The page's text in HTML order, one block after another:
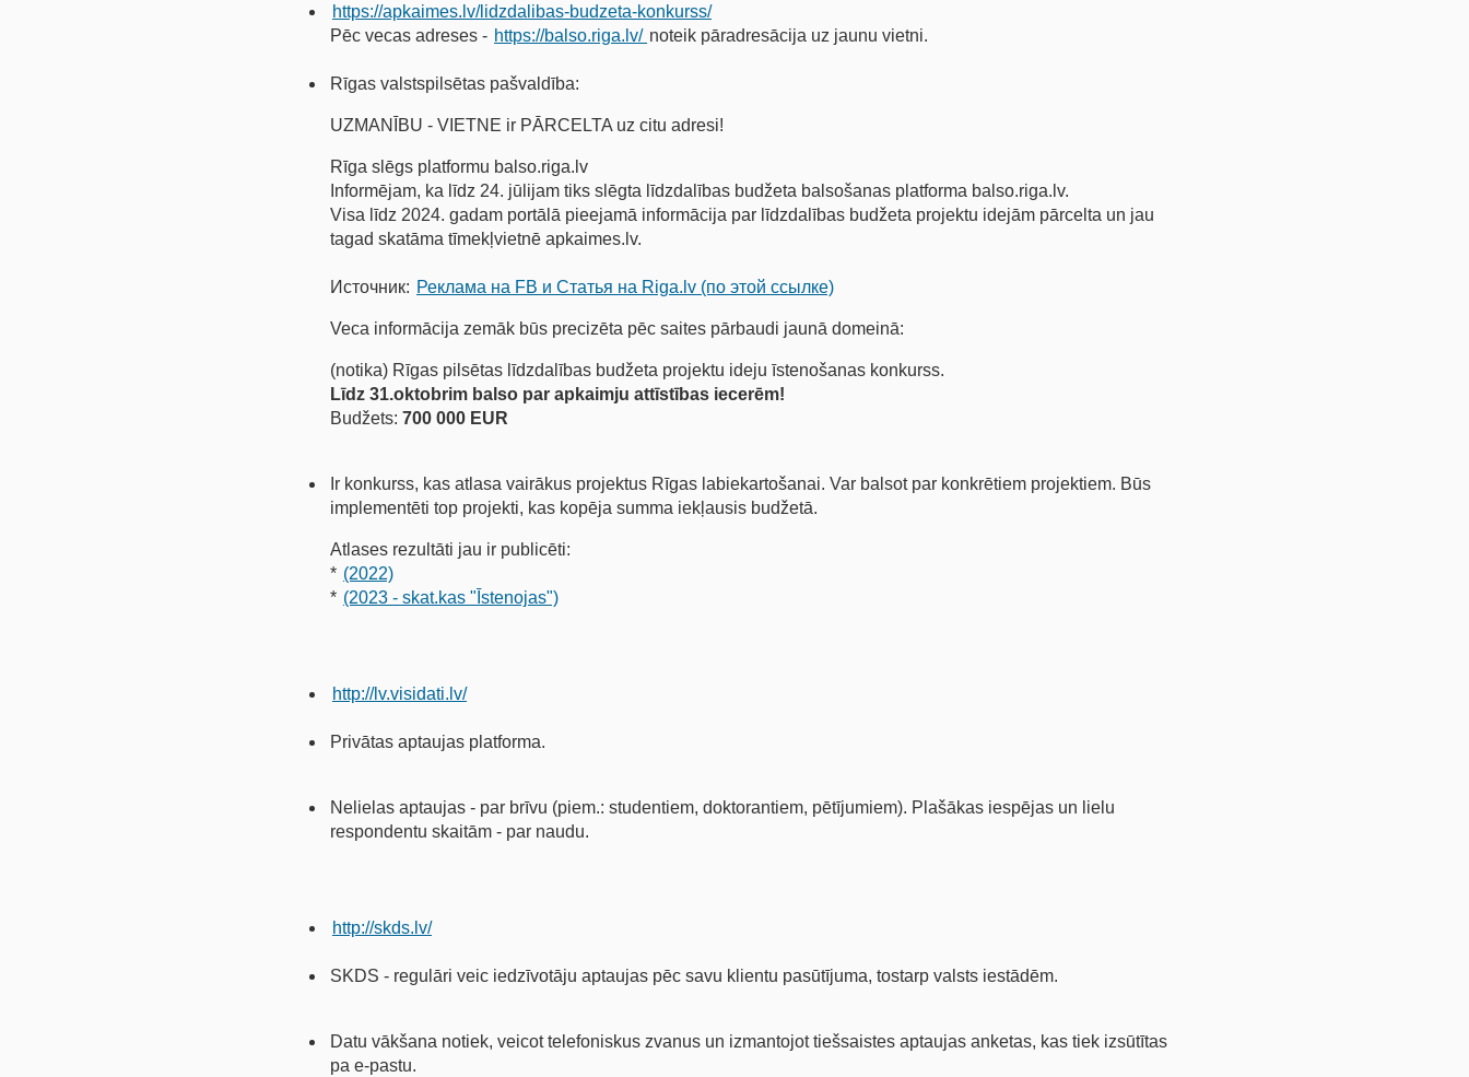
https://apkaimes.lv/lidzdalibas-budzeta-konkurss/
Pēc vecas adreses - https://balso.riga.lv/ noteik pāradresācija uz jaunu vietni.
Rīgas valstspilsētas pašvaldība:
UZMANĪBU - VIETNE ir PĀRCELTA uz citu adresi!
Rīga slēgs platformu balso.riga.lv
Informējam, ka līdz 24. jūlijam tiks slēgta līdzdalības budžeta balsošanas platforma balso.riga.lv.
Visa līdz 2024. gadam portālā pieejamā informācija par līdzdalības budžeta projektu idejām pārcelta un jau
tagad skatāma tīmekļvietnē apkaimes.lv.
Источник: Реклама на FB и Статья на Riga.lv (по этой ссылке)
Veca informācija zemāk būs precizēta pēc saites pārbaudi jaunā domeinā:
(notika) Rīgas pilsētas līdzdalības budžeta projektu ideju īstenošanas konkurss.
Līdz 31.oktobrim balso par apkaimju attīstības iecerēm!
Budžets: 700 000 EUR
Ir konkurss, kas atlasa vairākus projektus Rīgas labiekartošanai. Var balsot par konkrētiem projektiem. Būs
implementēti top projekti, kas kopēja summa iekļausis budžetā.
Atlases rezultāti jau ir publicēti:
* (2022)
* (2023 - skat.kas "Īstenojas")
http://lv.visidati.lv/
Privātas aptaujas platforma.
Nelielas aptaujas - par brīvu (piem.: studentiem, doktorantiem, pētījumiem). Plašākas iespējas un lielu
respondentu skaitām - par naudu.
http://skds.lv/
SKDS - regulāri veic iedzīvotāju aptaujas pēc savu klientu pasūtījuma, tostarp valsts iestādēm.
Datu vākšana notiek, veicot telefoniskus zvanus un izmantojot tiešsaistes aptaujas anketas, kas tiek izsūtītas
pa e-pastu.